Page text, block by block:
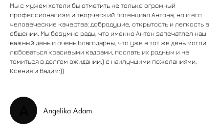
Мы с мужем хотели бы отметить не только огромный
профессионализм и творческий потенциал Антона, но и его
человеческие качества: добродушие, открытость и легкость в
общении. Мы безумно рады, что именно Антон запечатлел наш
важный день и очень благодарны, что уже в тот же день могли
любоваться красивыми кадрами, послать их родным и не
томиться в долгом ожидании:) с наилучшими пожеланиями,
Ксения и Вадим:))
Angelika Adam